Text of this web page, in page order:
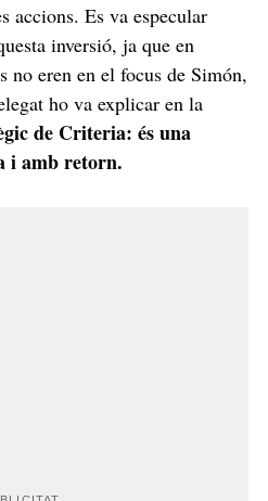
accions. Es va especular
inversió, ja que en
eren en el focus de Simón,
ho va explicar en la
de Criteria: és una
i amb retorn.